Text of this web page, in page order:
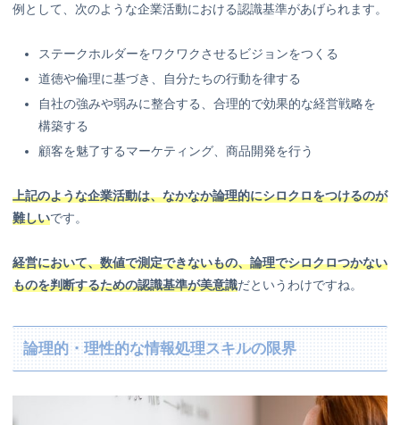
例として、次のような企業活動における認識基準があげられます。
ステークホルダーをワクワクさせるビジョンをつくる
道徳や倫理に基づき、自分たちの行動を律する
自社の強みや弱みに整合する、合理的で効果的な経営戦略を
構築する
顧客を魅了するマーケティング、商品開発を行う
上記のような企業活動は、なかなか論理的にシロクロをつけるのが
難しいです。
経営において、数値で測定できないもの、論理でシロクロつかない
ものを判断するための認識基準が美意識だというわけですね。
論理的・理性的な情報処理スキルの限界